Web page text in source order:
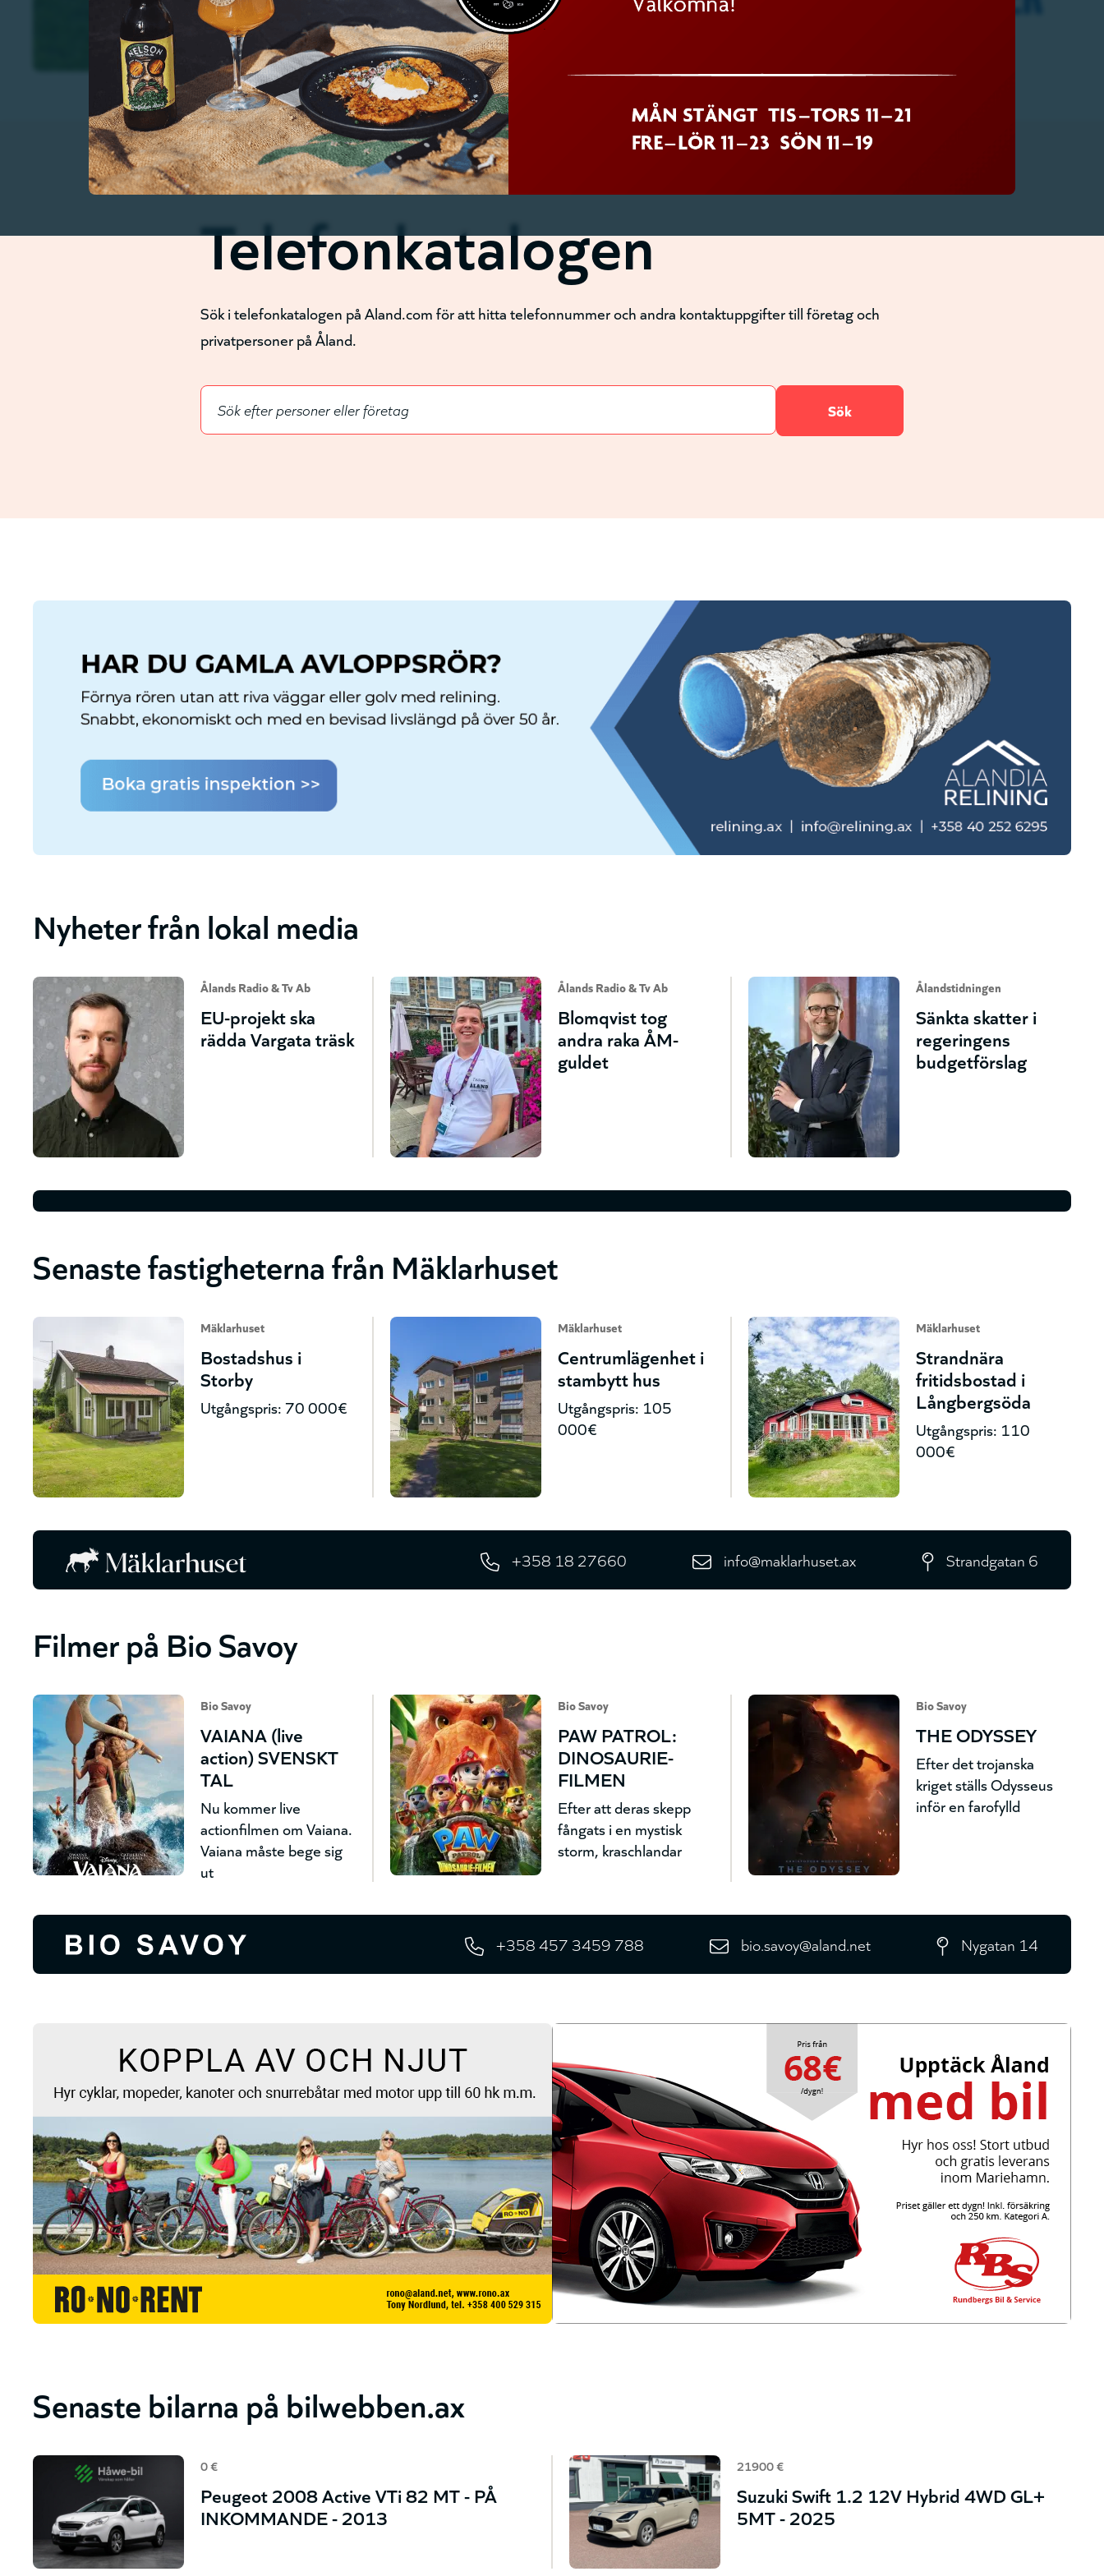
Telefonkatalogen
Sök i telefonkatalogen på Aland.com för att hitta telefonnummer och andra kontaktuppgifter till företag och
privatpersoner på Åland.
Nyheter från lokal media
Ålands Radio & Tv Ab
EU-projekt ska
rädda Vargata träsk
Ålands Radio & Tv Ab
Blomqvist tog
andra raka ÅM-
guldet
Ålandstidningen
Sänkta skatter i
regeringens
budgetförslag
Senaste fastigheterna från Mäklarhuset
Mäklarhuset
Bostadshus i
Storby
Utgångspris: 70 000€
Mäklarhuset
Centrumlägenhet i
stambytt hus
Utgångspris: 105
000€
Mäklarhuset
Strandnära
fritidsbostad i
Långbergsöda
Utgångspris: 110
000€
+358 18 27660 info@maklarhuset.ax Strandgatan 6
Filmer på Bio Savoy
Bio Savoy
VAIANA (live
action) SVENSKT
TAL
Nu kommer live
actionfilmen om Vaiana.
Vaiana måste bege sig
ut
Bio Savoy
PAW PATROL:
DINOSAURIE-
FILMEN
Efter att deras skepp
fångats i en mystisk
storm, kraschlandar
Bio Savoy
THE ODYSSEY
Efter det trojanska
kriget ställs Odysseus
inför en farofylld
+358 457 3459 788 bio.savoy@aland.net Nygatan 14
Senaste bilarna på bilwebben.ax
0 €
Peugeot 2008 Active VTi 82 MT - PÅ
INKOMMANDE - 2013
21900 €
Suzuki Swift 1.2 12V Hybrid 4WD GL+
5MT - 2025